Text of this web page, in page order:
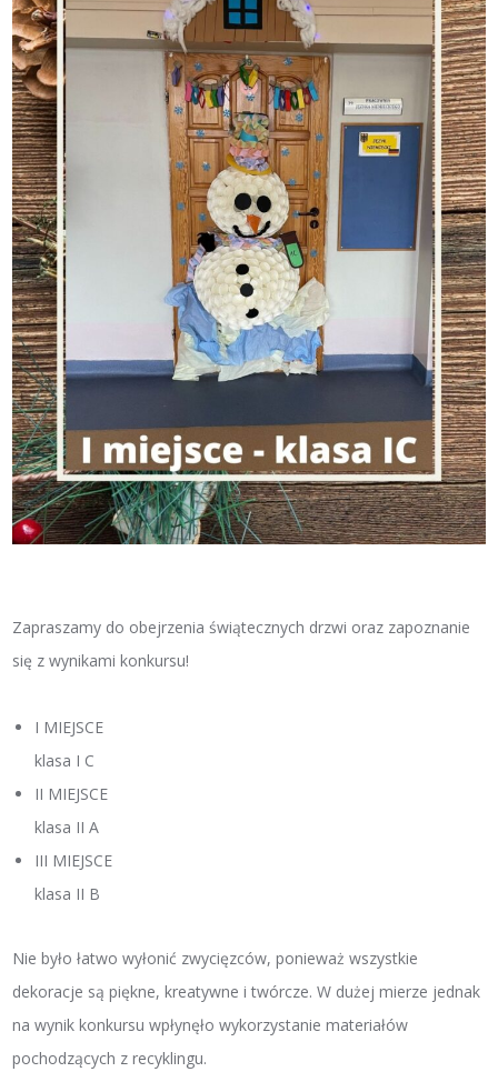
Zapraszamy do obejrzenia świątecznych drzwi oraz zapoznanie
się z wynikami konkursu!
I MIEJSCE
klasa I C
II MIEJSCE
klasa II A
III MIEJSCE
klasa II B
Nie było łatwo wyłonić zwycięzców, ponieważ wszystkie
dekoracje są piękne, kreatywne i twórcze. W dużej mierze jednak
na wynik konkursu wpłynęło wykorzystanie materiałów
pochodzących z recyklingu.